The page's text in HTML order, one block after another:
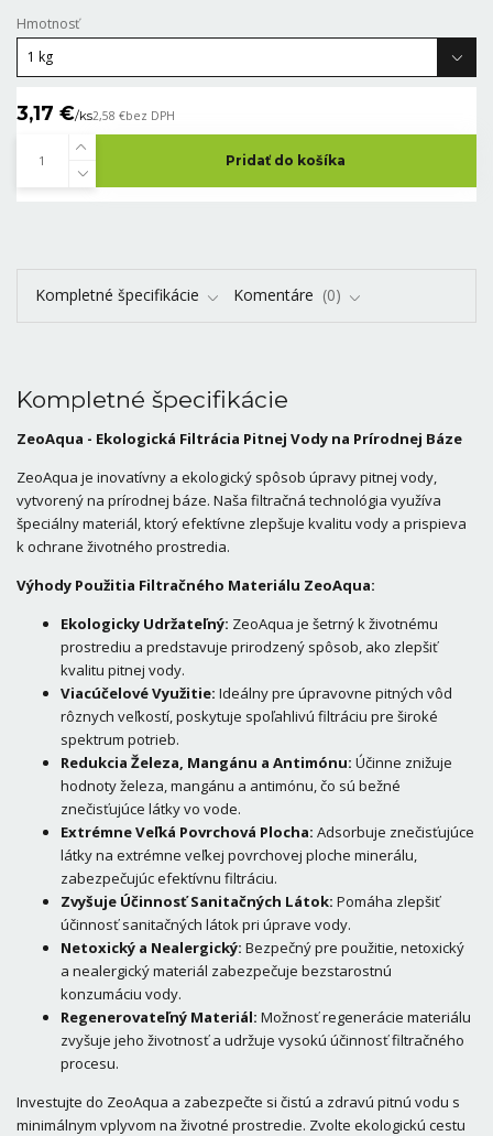
Hmotnosť
3,17 €/ks2,58 €bez DPH
Pridať do košíka
Kompletné špecifikácie Komentáre 0
Kompletné špecifikácie
ZeoAqua - Ekologická Filtrácia Pitnej Vody na Prírodnej Báze
ZeoAqua je inovatívny a ekologický spôsob úpravy pitnej vody,
vytvorený na prírodnej báze. Naša filtračná technológia využíva
špeciálny materiál, ktorý efektívne zlepšuje kvalitu vody a prispieva
k ochrane životného prostredia.
Výhody Použitia Filtračného Materiálu ZeoAqua:
Ekologicky Udržateľný: ZeoAqua je šetrný k životnému
prostrediu a predstavuje prirodzený spôsob, ako zlepšiť
kvalitu pitnej vody.
Viacúčelové Využitie: Ideálny pre úpravovne pitných vôd
rôznych veľkostí, poskytuje spoľahlivú filtráciu pre široké
spektrum potrieb.
Redukcia Železa, Mangánu a Antimónu: Účinne znižuje
hodnoty železa, mangánu a antimónu, čo sú bežné
znečisťujúce látky vo vode.
Extrémne Veľká Povrchová Plocha: Adsorbuje znečisťujúce
látky na extrémne veľkej povrchovej ploche minerálu,
zabezpečujúc efektívnu filtráciu.
Zvyšuje Účinnosť Sanitačných Látok: Pomáha zlepšiť
účinnosť sanitačných látok pri úprave vody.
Netoxický a Nealergický: Bezpečný pre použitie, netoxický
a nealergický materiál zabezpečuje bezstarostnú
konzumáciu vody.
Regenerovateľný Materiál: Možnosť regenerácie materiálu
zvyšuje jeho životnosť a udržuje vysokú účinnosť filtračného
procesu.
Investujte do ZeoAqua a zabezpečte si čistú a zdravú pitnú vodu s
minimálnym vplyvom na životné prostredie. Zvolte ekologickú cestu